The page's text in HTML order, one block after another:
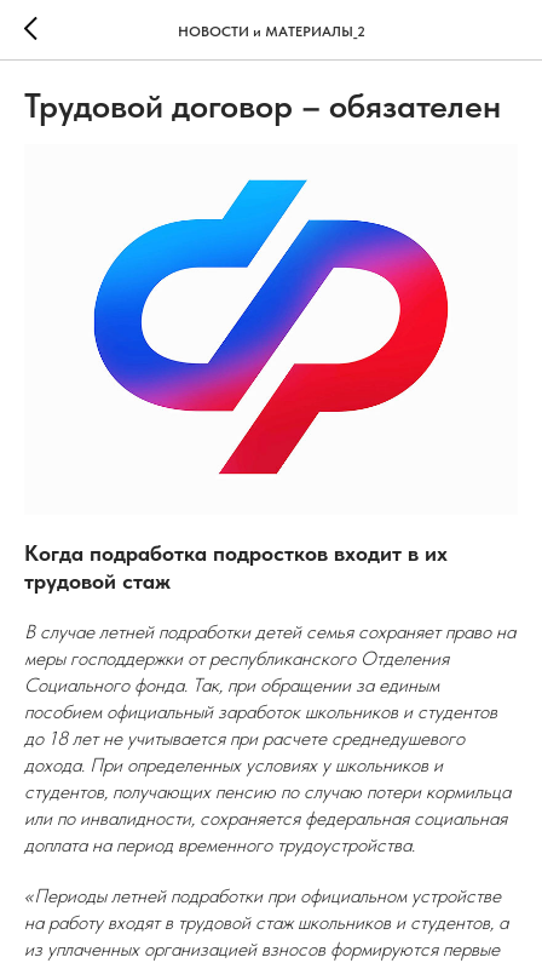
НОВОСТИ и МАТЕРИАЛЫ_2
Трудовой договор – обязателен
Когда подработка подростков входит в их
трудовой стаж
В случае летней подработки детей семья сохраняет право на
меры господдержки от республиканского Отделения
Социального фонда. Так, при обращении за единым
пособием официальный заработок школьников и студентов
до 18 лет не учитывается при расчете среднедушевого
дохода. При определенных условиях у школьников и
студентов, получающих пенсию по случаю потери кормильца
или по инвалидности, сохраняется федеральная социальная
доплата на период временного трудоустройства.
«Периоды летней подработки при официальном устройстве
на работу входят в трудовой стаж школьников и студентов, а
из уплаченных организацией взносов формируются первые